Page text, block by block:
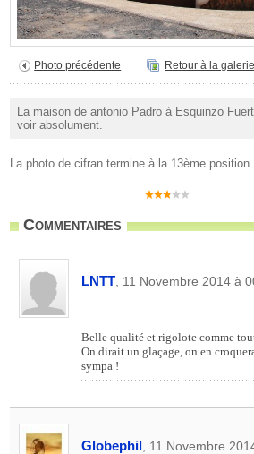
Photo précédente Retour à la galerie
La maison de antonio Padro à Esquinzo
voir absolument.
La photo de cifran termine à la 13ème position
Commentaires
LNTT , 11 Novembre 2014 à
Belle qualité et rigolote comme
On dirait un glaçage, on en
sympa !
Globephil , 11 Novembre